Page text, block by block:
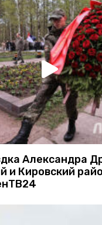
Александра
и Кировский